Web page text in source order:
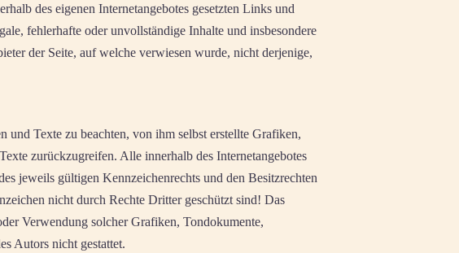
des eigenen Internetangebotes gesetzten Links und
fehlerhafte oder unvollständige Inhalte und insbesondere
der Seite, auf welche verwiesen wurde, nicht derjenige,
Texte zu beachten, von ihm selbst erstellte Grafiken,
zurückzugreifen. Alle innerhalb des Internetangebotes
jeweils gültigen Kennzeichenrechts und den Besitzrechten
nicht durch Rechte Dritter geschützt sind! Das
Verwendung solcher Grafiken, Tondokumente,
Autors nicht gestattet.